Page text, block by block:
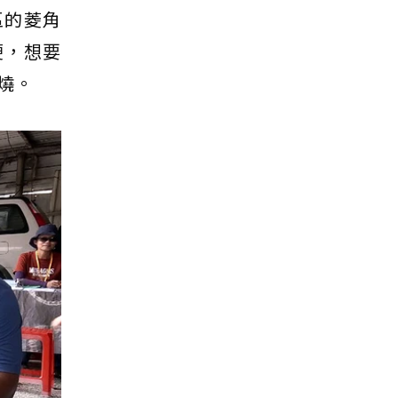
菱角
想要
。